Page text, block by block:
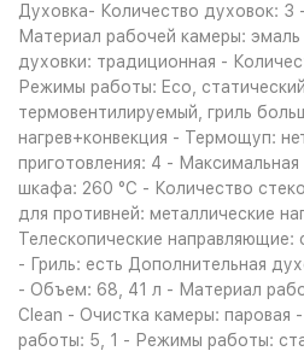
Духовка- Количество духовок:
Материал рабочей камеры:
духовки: традиционная -
Режимы работы: Eco,
термовентилируемый, гриль
нагрев+конвекция - Термощуп:
приготовления: 4 -
шкафа: 260 °С - Количество
для противней: металлические
Телескопические
- Гриль: есть Дополнительная
- Объем: 68, 41 л - Материал
Clean - Очистка камеры: паровая
работы: 5, 1 - Режимы работы: